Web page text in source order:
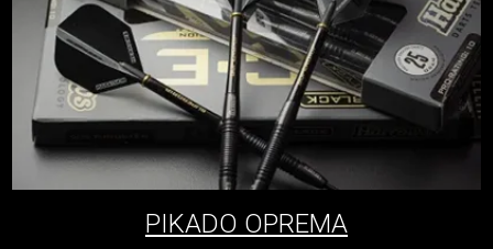
PIKADO OPREMA